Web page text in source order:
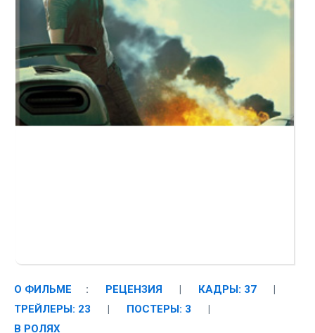
О ФИЛЬМЕ : РЕЦЕНЗИЯ | КАДРЫ: 37
|
ТРЕЙЛЕРЫ: 23
| ПОСТЕРЫ: 3
|
В РОЛЯХ